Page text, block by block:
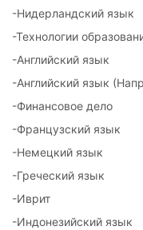
-Нидерландский язык
-Технологии
-Английский язык
-Английский язык
-Финансовое дело
-Французский язык
-Немецкий язык
-Греческий язык
-Иврит
-Индонезийский язык